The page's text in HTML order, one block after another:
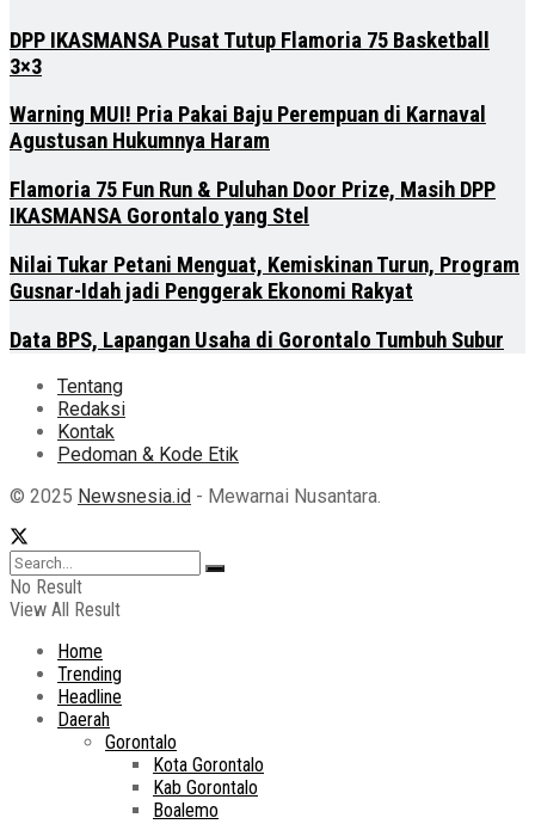
DPP IKASMANSA Pusat Tutup Flamoria 75 Basketball
3×3
Warning MUI! Pria Pakai Baju Perempuan di Karnaval
Agustusan Hukumnya Haram
Flamoria 75 Fun Run & Puluhan Door Prize, Masih DPP
IKASMANSA Gorontalo yang Stel
Nilai Tukar Petani Menguat, Kemiskinan Turun, Program
Gusnar-Idah jadi Penggerak Ekonomi Rakyat
Data BPS, Lapangan Usaha di Gorontalo Tumbuh Subur
Tentang
Redaksi
Kontak
Pedoman & Kode Etik
© 2025 Newsnesia.id - Mewarnai Nusantara.
No Result
View All Result
Home
Trending
Headline
Daerah
Gorontalo
Kota Gorontalo
Kab Gorontalo
Boalemo